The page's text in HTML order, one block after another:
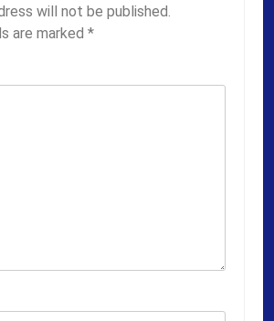
will not be published.
are marked *